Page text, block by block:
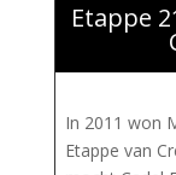
Etappe
In 2011 won
Etappe van